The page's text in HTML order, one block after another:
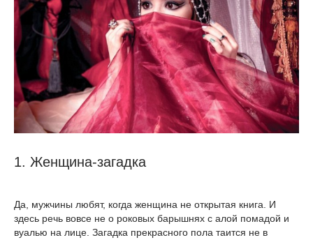
1. Женщина-загадка
Да, мужчины любят, когда женщина не открытая книга. И
здесь речь вовсе не о роковых барышнях с алой помадой и
вуалью на лице. Загадка прекрасного пола таится не в